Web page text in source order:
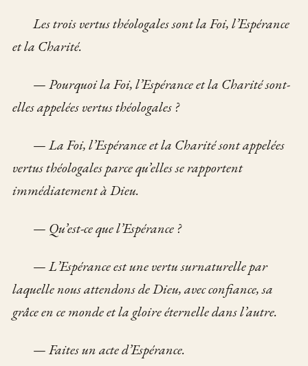
Les trois vertus théologales sont la Foi, l’Espérance
et la Charité.
—Pourquoi la Foi, l’Espérance et la Charité sont-
elles appelées vertus théologales ?
—La Foi, l’Espérance et la Charité sont appelées
vertus théologales parce qu’elles se rapportent
immédiatement à Dieu.
— Qu’est-ce que l’Espérance ?
—L’Espérance est une vertu surnaturelle par
laquelle nous attendons de Dieu, avec confiance, sa
grâce en ce monde et la gloire éternelle dans l’autre.
—Faites un acte d’Espérance.